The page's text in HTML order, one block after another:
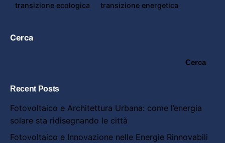
Cerca
Cerca
Recent Posts
Fotovoltaico e Architettura Urbana: come l’energia
solare sta ridisegnando le città
Fotovoltaico e Innovazione nelle Energie Rinnovabili
transizione ecologica
transizione energetica